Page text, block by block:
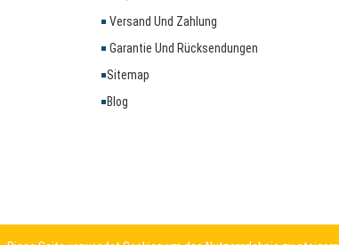
Versand Und Zahlung
Garantie Und Rücksendungen
Sitemap
Blog